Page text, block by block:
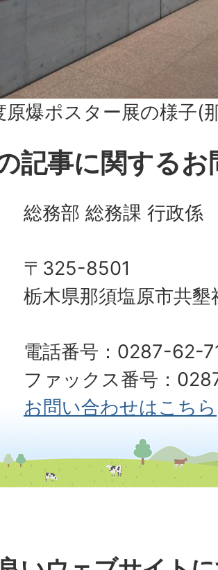
原爆ポスター展の様子(
記事に関する
総務部 総務課 行政係
〒325-8501
栃木県那須塩原市共
電話番号：0287-62-
ファックス番号：
お問い合わせはこちら